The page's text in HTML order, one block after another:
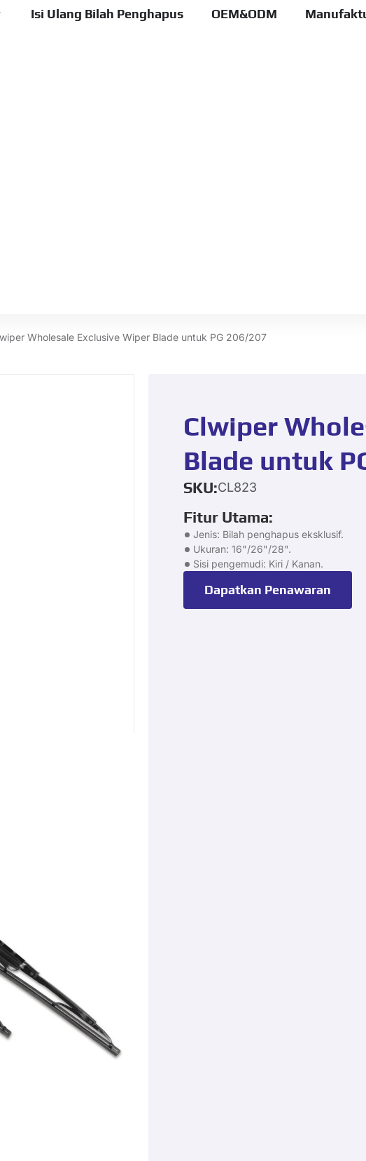
Isi Ulang Bilah Penghapus OEM&ODM
Wholesale Exclusive Wiper Blade untuk PG 206/207
Clwiper
Blade untuk
SKU:CL823
Fitur Utama:
Jenis: Bilah penghapus eksklusif.
Ukuran: 16"/26"/28".
Sisi pengemudi: Kiri / Kanan.
Dapatkan Penawaran